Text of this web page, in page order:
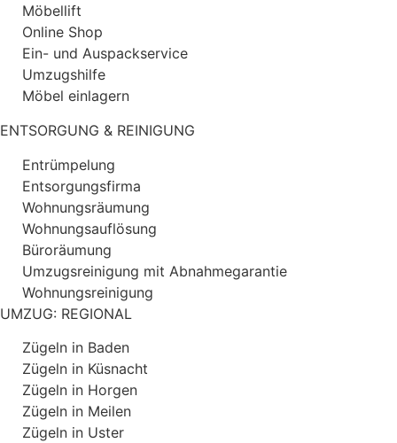
Möbellift
Online Shop
Ein- und Auspackservice
Umzugshilfe
Möbel einlagern
ENTSORGUNG & REINIGUNG
Entrümpelung
Entsorgungsfirma
Wohnungsräumung
Wohnungsauflösung
Büroräumung
Umzugsreinigung mit Abnahmegarantie
Wohnungsreinigung
UMZUG: REGIONAL
Zügeln in Baden
Zügeln in Küsnacht
Zügeln in Horgen
Zügeln in Meilen
Zügeln in Uster